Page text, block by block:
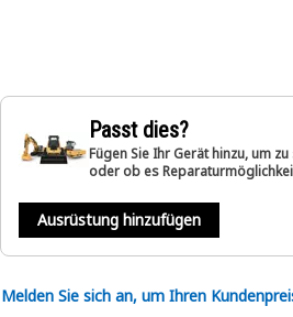
Passt dies?
Fügen Sie Ihr Gerät hinzu, um
oder ob es
Ausrüstung hinzufügen
Melden Sie sich an, um Ihren